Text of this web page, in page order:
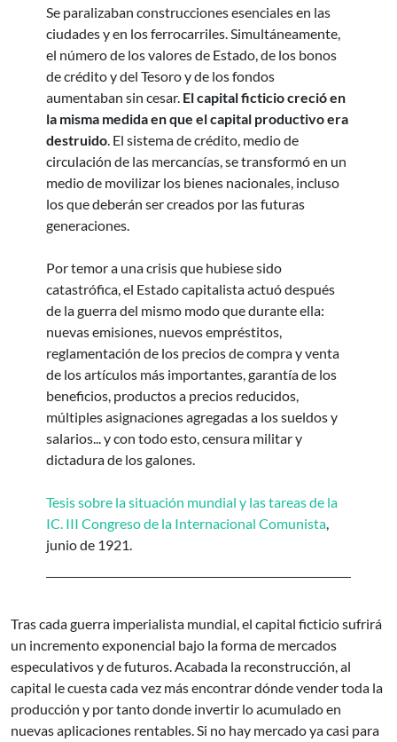
Se paralizaban construcciones esenciales en las
ciudades y en los ferrocarriles. Simultáneamente,
el número de los valores de Estado, de los bonos
de crédito y del Tesoro y de los fondos
aumentaban sin cesar. El capital ficticio creció en
la misma medida en que el capital productivo era
destruido. El sistema de crédito, medio de
circulación de las mercancías, se transformó en un
medio de movilizar los bienes nacionales, incluso
los que deberán ser creados por las futuras
generaciones.
Por temor a una crisis que hubiese sido
catastrófica, el Estado capitalista actuó después
de la guerra del mismo modo que durante ella:
nuevas emisiones, nuevos empréstitos,
reglamentación de los precios de compra y venta
de los artículos más importantes, garantía de los
beneficios, productos a precios reducidos,
múltiples asignaciones agregadas a los sueldos y
salarios... y con todo esto, censura militar y
dictadura de los galones.
Tesis sobre la situación mundial y las tareas de la
IC. III Congreso de la Internacional Comunista,
junio de 1921.
Tras cada guerra imperialista mundial, el capital ficticio sufrirá
un incremento exponencial bajo la forma de mercados
especulativos y de futuros. Acabada la reconstrucción, al
capital le cuesta cada vez más encontrar dónde vender toda la
producción y por tanto donde invertir lo acumulado en
nuevas aplicaciones rentables. Si no hay mercado ya casi para